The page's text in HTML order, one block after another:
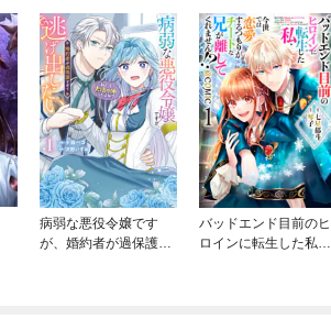
病弱な悪役令嬢です
が、婚約者が過保護す
バッドエンド目前のヒ
ロインに転生した私、